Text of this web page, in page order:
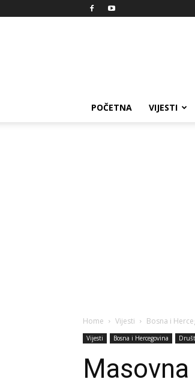
POČETNA VIJESTI
Home Vijesti Bosna i
Vijesti Bosna i Hercegovina